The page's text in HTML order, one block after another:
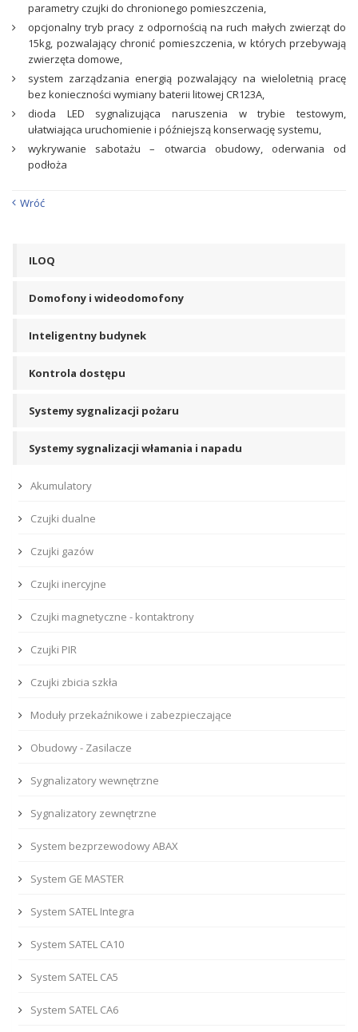
parametry czujki do chronionego pomieszczenia,
opcjonalny tryb pracy z odpornością na ruch małych zwierząt do
15kg, pozwalający chronić pomieszczenia, w których przebywają
zwierzęta domowe,
system zarządzania energią pozwalający na wieloletnią pracę
bez konieczności wymiany baterii litowej CR123A,
dioda LED sygnalizująca naruszenia w trybie testowym,
ułatwiająca uruchomienie i późniejszą konserwację systemu,
wykrywanie sabotażu – otwarcia obudowy, oderwania od
podłoża
Wróć
ILOQ
Domofony i wideodomofony
Inteligentny budynek
Kontrola dostępu
Systemy sygnalizacji pożaru
Systemy sygnalizacji włamania i napadu
Akumulatory
Czujki dualne
Czujki gazów
Czujki inercyjne
Czujki magnetyczne - kontaktrony
Czujki PIR
Czujki zbicia szkła
Moduły przekaźnikowe i zabezpieczające
Obudowy - Zasilacze
Sygnalizatory wewnętrzne
Sygnalizatory zewnętrzne
System bezprzewodowy ABAX
System GE MASTER
System SATEL Integra
System SATEL CA10
System SATEL CA5
System SATEL CA6